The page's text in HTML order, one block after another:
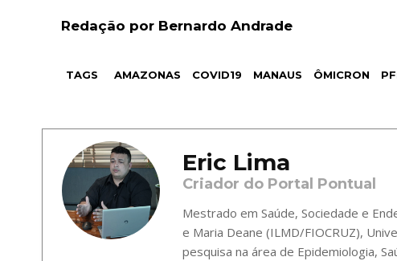
Redação por Bernardo Andrade
TAGS AMAZONAS COVID19 MANAUS ÔMICRON
Eric Lima
Criador do Portal Pontual
Mestrado em Saúde, Sociedade e
e Maria Deane (ILMD/FIOCRUZ),
pesquisa na área de Epidemiologia,